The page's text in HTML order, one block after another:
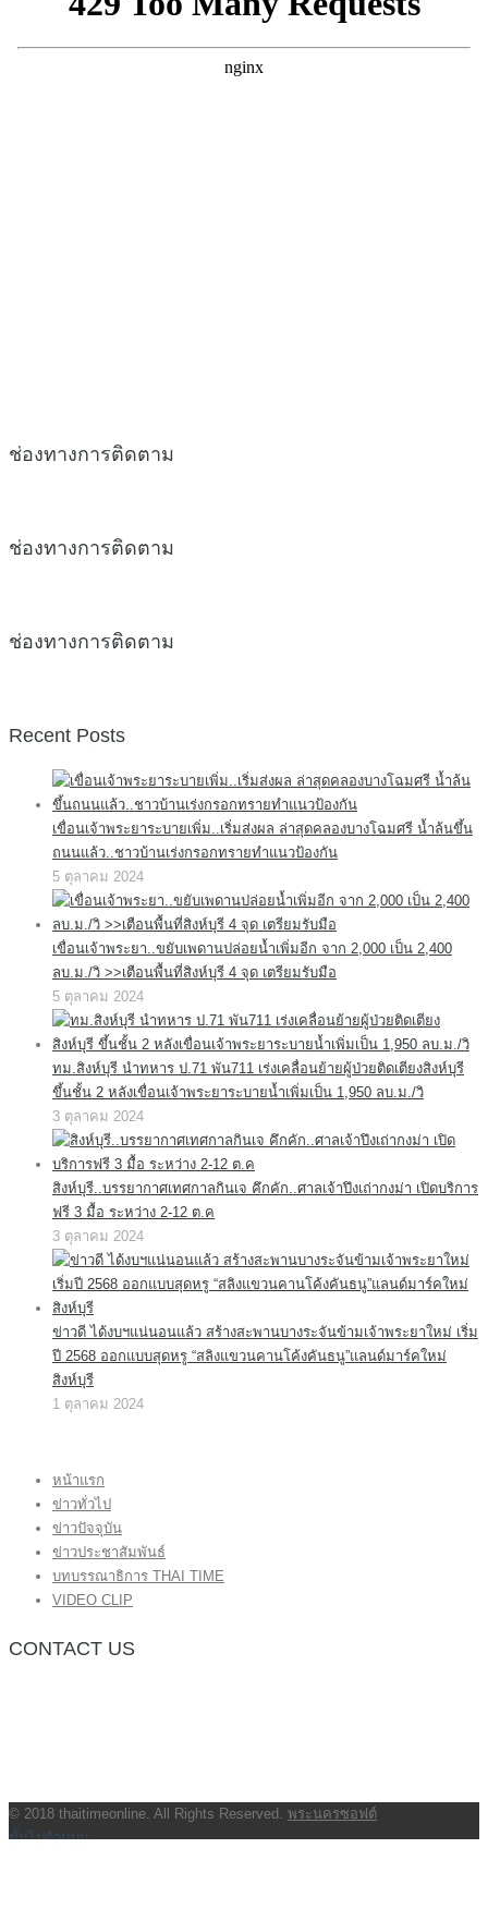
ช่องทางการติดตาม
ช่องทางการติดตาม
ช่องทางการติดตาม
Recent Posts
เขื่อนเจ้าพระยาระบายเพิ่ม..เริ่มส่งผล ล่าสุดคลองบางโฉมศรี น้ำล้นขึ้น
ถนนแล้ว..ชาวบ้านเร่งกรอกทรายทำแนวป้องกัน
5 ตุลาคม 2024
เขื่อนเจ้าพระยา..ขยับเพดานปล่อยน้ำเพิ่มอีก จาก 2,000 เป็น 2,400
ลบ.ม./วิ >>เตือนพื้นที่สิงห์บุรี 4 จุด เตรียมรับมือ
5 ตุลาคม 2024
ทม.สิงห์บุรี นำทหาร ป.71 พัน711 เร่งเคลื่อนย้ายผู้ป่วยติดเตียงสิงห์บุรี
ขึ้นชั้น 2 หลังเขื่อนเจ้าพระยาระบายน้ำเพิ่มเป็น 1,950 ลบ.ม./วิ
3 ตุลาคม 2024
สิงห์บุรี..บรรยากาศเทศกาลกินเจ คึกคัก..ศาลเจ้าปึงเถ่ากงม่า เปิดบริการ
ฟรี 3 มื้อ ระหว่าง 2-12 ต.ค
3 ตุลาคม 2024
ข่าวดี ได้งบฯแน่นอนแล้ว สร้างสะพานบางระจันข้ามเจ้าพระยาใหม่ เริ่ม
ปี 2568 ออกแบบสุดหรู “สลิงแขวนคานโค้งคันธนู”แลนด์มาร์คใหม่
สิงห์บุรี
1 ตุลาคม 2024
หน้าแรก
ข่าวทั่วไป
ข่าวปัจจุบัน
ข่าวประชาสัมพันธ์
บทบรรณาธิการ THAI TIME
VIDEO CLIP
CONTACT US
© 2018 thaitimeonline. All Rights Reserved. พระนครซอฟต์
ขั้นไปด้านบน